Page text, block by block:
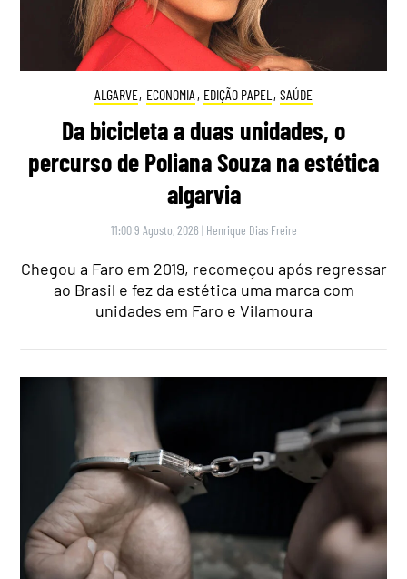
ALGARVE, ECONOMIA , EDIÇÃO PAPEL , SAÚDE
Da bicicleta a duas unidades, o
percurso de Poliana Souza na estética
algarvia
11:00 9 Agosto, 2026 | Henrique Dias Freire
Chegou a Faro em 2019, recomeçou após regressar
ao Brasil e fez da estética uma marca com
unidades em Faro e Vilamoura